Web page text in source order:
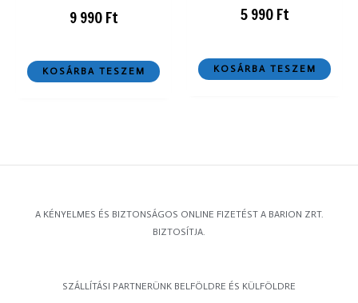
9 990Ft
KOSÁRBA TESZEM
5 990Ft
KOSÁRBA TESZEM
A KÉNYELMES ÉS BIZTONSÁGOS ONLINE FIZETÉST A BARION ZRT.
BIZTOSÍTJA.
SZÁLLÍTÁSI PARTNERÜNK BELFÖLDRE ÉS KÜLFÖLDRE